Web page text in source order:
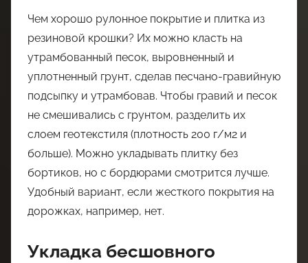
Чем хорошо рулонное покрытие и плитка из
резиновой крошки? Их можно класть на
утрамбованный песок, выровненный и
уплотненный грунт, сделав песчано-гравийную
подсыпку и утрамбовав. Чтобы гравий и песок
не смешивались с грунтом, разделить их
слоем геотекстиля (плотность 200 г/м2 и
больше). Можно укладывать плитку без
бортиков, но с бордюрами смотрится лучше.
Удобный вариант, если жесткого покрытия на
дорожках, например, нет.
Укладка бесшовного